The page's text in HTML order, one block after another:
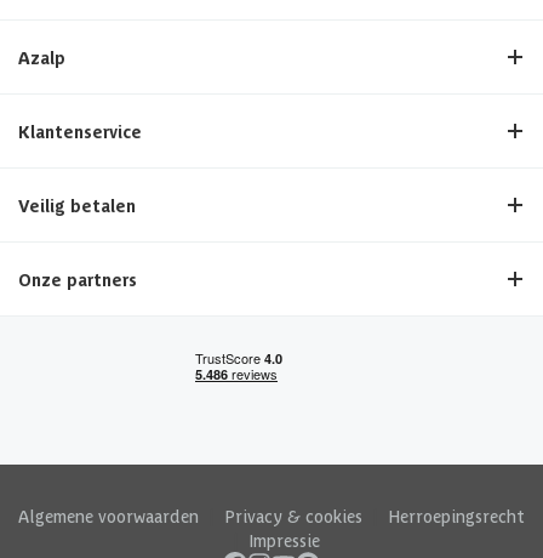
Azalp
Klantenservice
Veilig betalen
Onze partners
Algemene voorwaarden Privacy & cookies
Herroepingsrecht
Impressie